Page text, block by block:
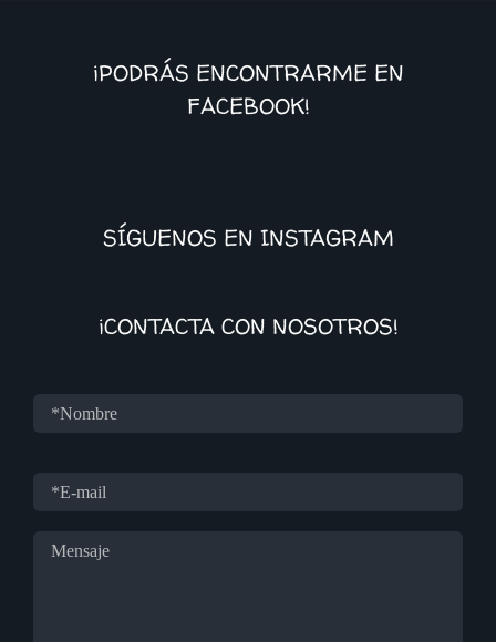
¡PODRÁS ENCONTRARME EN
FACEBOOK!
SÍGUENOS EN INSTAGRAM
¡CONTACTA CON NOSOTROS!